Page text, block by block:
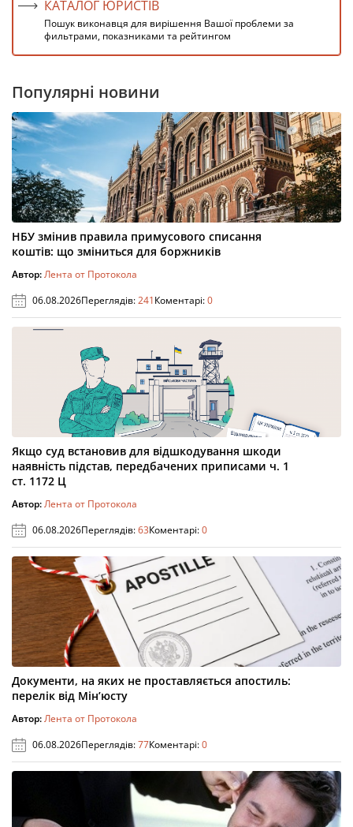
КАТАЛОГ ЮРИСТІВ
Пошук виконавця для вирішення Вашої проблеми за
фильтрами, показниками та рейтингом
Популярні новини
НБУ змінив правила примусового списання
коштів: що зміниться для боржників
Автор:Лента от Протокола
06.08.2026Переглядів:241Коментарі:0
Якщо суд встановив для відшкодування шкоди
наявність підстав, передбачених приписами ч. 1
ст. 1172 Ц
Автор:Лента от Протокола
06.08.2026Переглядів:63Коментарі:0
Документи, на яких не проставляється апостиль:
перелік від Мін’юсту
Автор:Лента от Протокола
06.08.2026Переглядів:77Коментарі:0